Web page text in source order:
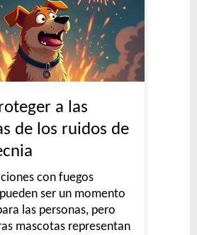
a las
de los ruidos de
con fuegos
ser un momento
las personas, pero
mascotas representan